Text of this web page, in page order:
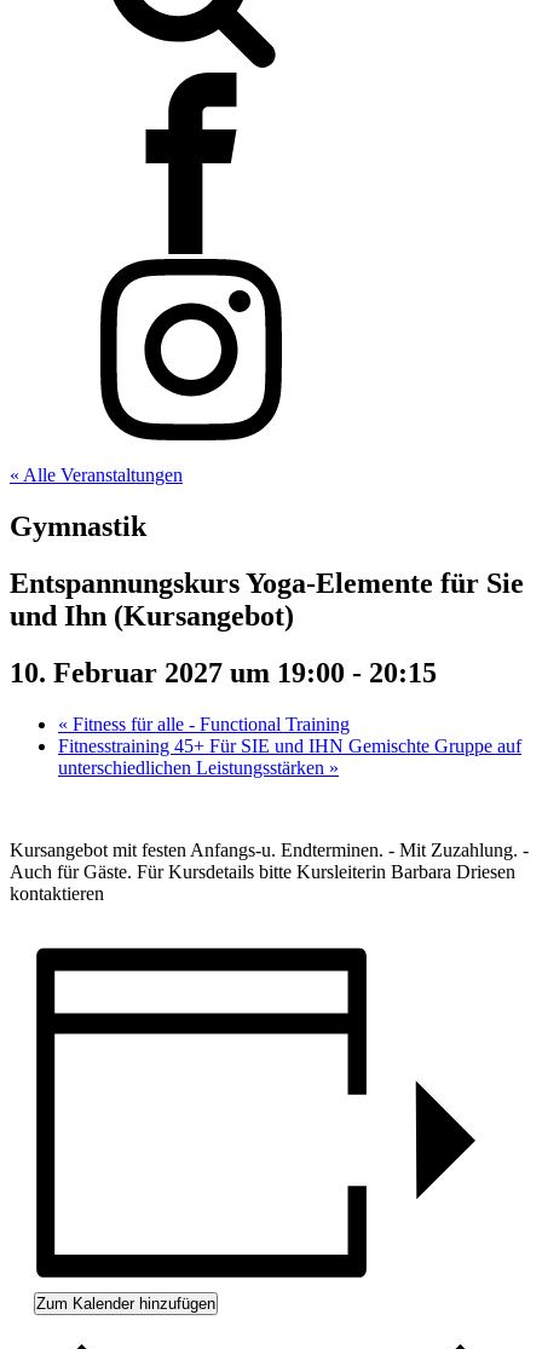
« Alle Veranstaltungen
Gymnastik
Entspannungskurs Yoga-Elemente für Sie
und Ihn (Kursangebot)
10. Februar 2027 um 19:00 - 20:15
« Fitness für alle - Functional Training
Fitnesstraining 45+ Für SIE und IHN Gemischte Gruppe auf
unterschiedlichen Leistungsstärken »
Kursangebot mit festen Anfangs-u. Endterminen. - Mit Zuzahlung. -
Auch für Gäste. Für Kursdetails bitte Kursleiterin Barbara Driesen
kontaktieren
Zum Kalender hinzufügen